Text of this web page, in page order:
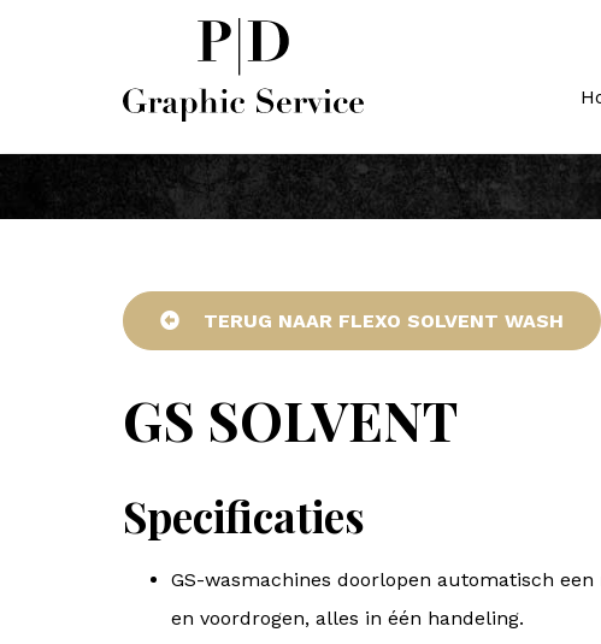
TERUG NAAR FLEXO SOLVENT WASH
GS SOLVENT
Specificaties
GS-wasmachines doorlopen automatisch
en voordrogen, alles in één handeling.